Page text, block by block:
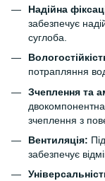
Надійна
забезпечує
суглоба.
потрапляння
Зчеплення та
зчеплення з
Вентиляція:
забезпечує